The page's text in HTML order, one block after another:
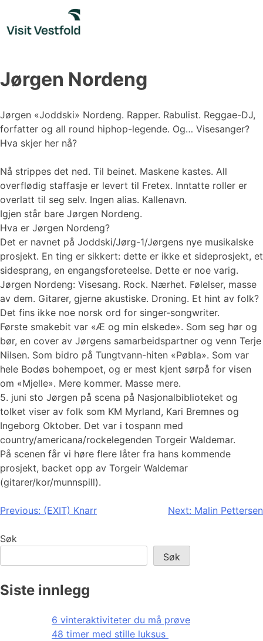
content
Jørgen Nordeng
Jørgen «Joddski» Nordeng. Rapper. Rabulist. Reggae-DJ,
forfatter og all round hiphop-legende. Og… Visesanger?
Hva skjer her nå?
Nå strippes det ned. Til beinet. Maskene kastes. All
overflødig staffasje er levert til Fretex. Inntatte roller er
overlatt til seg selv. Ingen alias. Kallenavn.
Igjen står bare Jørgen Nordeng.
Hva er Jørgen Nordeng?
Det er navnet på Joddski/Jørg-1/Jørgens nye musikalske
prosjekt. En ting er sikkert: dette er ikke et sideprosjekt, et
sidesprang, en engangsforeteelse. Dette er noe varig.
Jørgen Nordeng: Visesang. Rock. Nærhet. Følelser, masse
av dem. Gitarer, gjerne akustiske. Droning. Et hint av folk?
Det fins ikke noe norsk ord for singer-songwriter.
Første smakebit var «Æ og min elskede». Som seg hør og
bør, en cover av Jørgens samarbeidspartner og venn Terje
Nilsen. Som bidro på Tungtvann-hiten «Pøbla». Som var
hele Bodøs bohempoet, og er mest kjent sørpå for visen
om «Mjelle». Mere kommer. Masse mere.
5. juni sto Jørgen på scena på Nasjonalbiblioteket og
tolket viser av folk som KM Myrland, Kari Bremnes og
Ingeborg Oktober. Det var i tospann med
country/americana/rockelegenden Torgeir Waldemar.
På scenen får vi høre flere låter fra hans kommende
prosjekt, backet opp av Torgeir Waldemar
(gitarer/kor/munnspill).
Innleggsnavigasjon
Previous: (EXIT) Knarr Next: Malin Pettersen
Søk
Søk
Siste innlegg
6 vinteraktiviteter du må prøve
48 timer med stille luksus